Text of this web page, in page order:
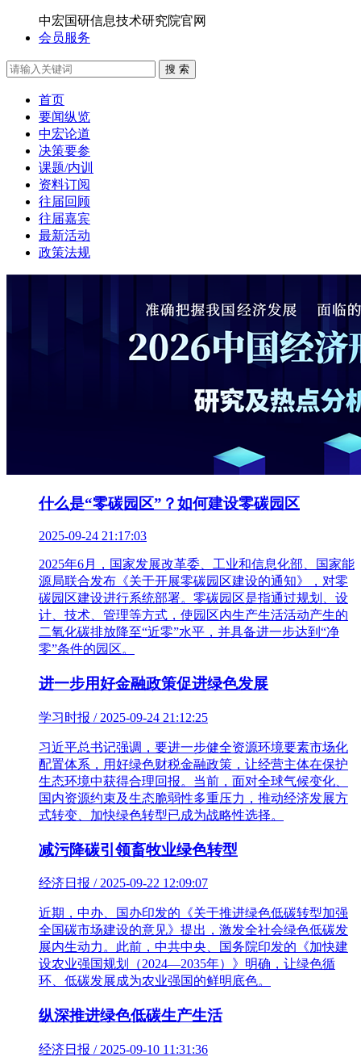
中宏国研信息技术研究院官网
会员服务
搜 索
首页
要闻纵览
中宏论道
决策要参
课题/内训
资料订阅
往届回顾
往届嘉宾
最新活动
政策法规
什么是“零碳园区”？如何建设零碳园区
2025-09-24 21:17:03
2025年6月，国家发展改革委、工业和信息化部、国家能
源局联合发布《关于开展零碳园区建设的通知》，对零
碳园区建设进行系统部署。零碳园区是指通过规划、设
计、技术、管理等方式，使园区内生产生活活动产生的
二氧化碳排放降至“近零”水平，并具备进一步达到“净
零”条件的园区。
进一步用好金融政策促进绿色发展
学习时报 / 2025-09-24 21:12:25
习近平总书记强调，要进一步健全资源环境要素市场化
配置体系，用好绿色财税金融政策，让经营主体在保护
生态环境中获得合理回报。当前，面对全球气候变化、
国内资源约束及生态脆弱性多重压力，推动经济发展方
式转变、加快绿色转型已成为战略性选择。
减污降碳引领畜牧业绿色转型
经济日报 / 2025-09-22 12:09:07
近期，中办、国办印发的《关于推进绿色低碳转型加强
全国碳市场建设的意见》提出，激发全社会绿色低碳发
展内生动力。此前，中共中央、国务院印发的《加快建
设农业强国规划（2024—2035年）》明确，让绿色循
环、低碳发展成为农业强国的鲜明底色。
纵深推进绿色低碳生产生活
经济日报 / 2025-09-10 11:31:36